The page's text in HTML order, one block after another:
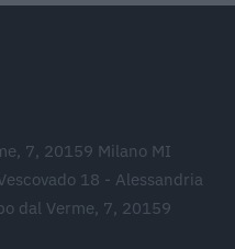
7, 20159 Milano MI
18 - Alessandria
dal Verme, 7, 20159